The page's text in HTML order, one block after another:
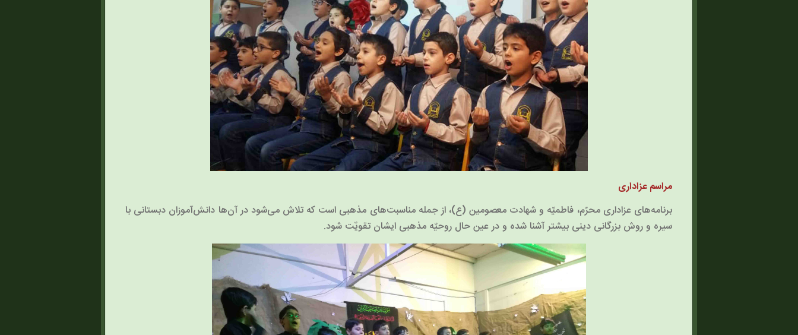
مراسم عزاداری
برنامه‌های عزاداری محرّم، فاطمیّه و شهادت معصومین (ع)، از جمله مناسبت‌های مذهبی است که تلاش می‌شود در آن‌ها دانش‌آموزان دبستانی با
سیره و روش بزرگانی دینی بیشتر آشنا شده و در عین حال روحیّه مذهبی ایشان تقویّت شود.